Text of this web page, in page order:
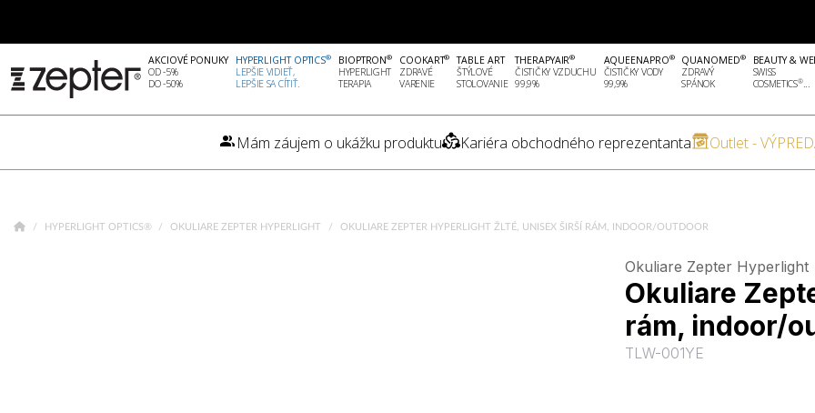
AKCIOVÉ PONUKY
OD -5%
DO -50%
HYPERLIGHT OPTICS®
LEPŠIE VIDIEŤ,
LEPŠIE SA CÍTIŤ.
BIOPTRON®
HYPERLIGHT
TERAPIA
COOKART®
ZDRAVÉ
VARENIE
TABLE ART
ŠTÝLOVÉ
STOLOVANIE
THERAPYAIR®
ČISTIČKY VZDUCHU
99,9%
AQUEENAPRO®
ČISTIČKY VODY
99,9%
QUANOMED®
ZDRAVÝ
SPÁNOK
BEAUTY &
SWISS
COSMETICS®...
Mám záujem o ukážku produktu Kariéra obchodného reprezentanta Outlet -
HYPERLIGHT OPTICS® OKULIARE ZEPTER HYPERLIGHT OKULIARE ZEPTER HYPERLIGHT ŽLTÉ, UNISEX ŠIRŠÍ RÁM, INDOOR/OUTDOOR
Okuliare Zepter Hyperlight
Okuliare
rám, indoor/
TLW-001YE